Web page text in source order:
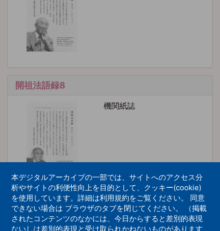
開祖法語録8
機関紙誌
開祖法語録9
機関紙誌
本デジタルアーカイブの一部では、サイトへのアクセス分
析やサイトの利便性向上を目的として、クッキー(cookie)
を使用しています。詳細は利用規約をご覧ください。 同意
できない場合は ブラウザのタブを閉じてください。 （掲載
されたコンテンツのなかには、今日からすると差別的表現
ないしは差別的表現と受け取られかねないものがあります